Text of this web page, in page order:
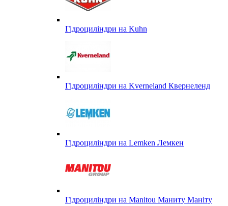
Гідроциліндри на Kuhn
Гідроциліндри на Kverneland Квернеленд
Гідроциліндри на Lemken Лемкен
Гідроциліндри на Manitou Маниту Маніту